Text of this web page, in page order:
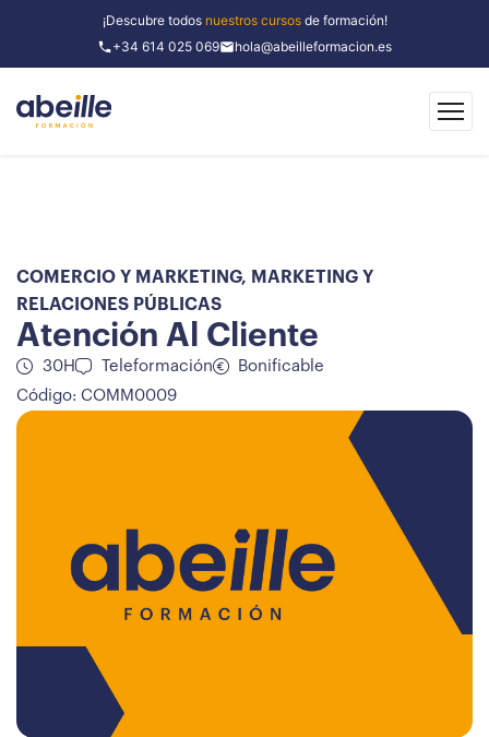
¡Descubre todos nuestros cursosde formación!
+34 614 025 069
hola@abeilleformacion.es
COMERCIO Y MARKETING, MARKETING Y
RELACIONES PÚBLICAS
Atención Al Cliente
30H Teleformación
Bonificable
Código: COMM0009